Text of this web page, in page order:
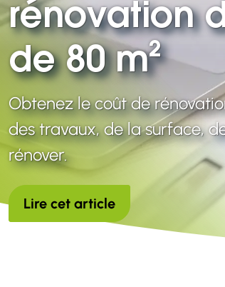
rénovation
de 80 m²
Obtenez le coût de
des travaux, de la surface,
rénover.
Lire cet article